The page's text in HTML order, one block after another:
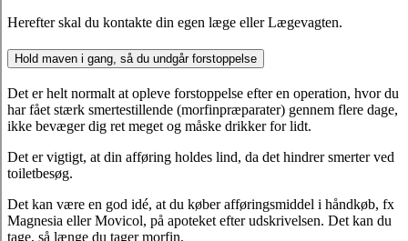
Herefter skal du kontakte din egen læge eller Lægevagten.
Hold maven i gang, så du undgår forstoppelse
Det er helt normalt at opleve forstoppelse efter en operation, hvor du
har fået stærk smertestillende (morfinpræparater) gennem flere dage,
ikke bevæger dig ret meget og måske drikker for lidt.
Det er vigtigt, at din afføring holdes lind, da det hindrer smerter ved
toiletbesøg.
Det kan være en god idé, at du køber afføringsmiddel i håndkøb, fx
Magnesia eller Movicol, på apoteket efter udskrivelsen. Det kan du
tage, så længe du tager morfin.